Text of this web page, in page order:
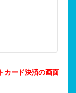
カード決済の画面